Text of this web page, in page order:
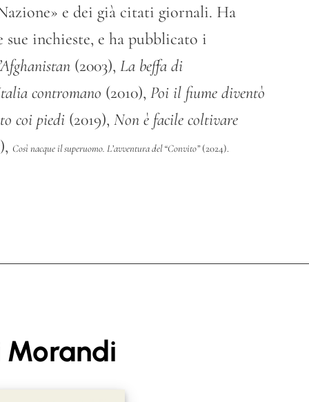
e dei già citati giornali. Ha
inchieste, e ha pubblicato i
(2003), La beffa di
contromano (2010), Poi il fiume diventò
coi piedi (2019), Non è facile coltivare
Così nacque il superuomo. L’avventura del “Convito”(2024).